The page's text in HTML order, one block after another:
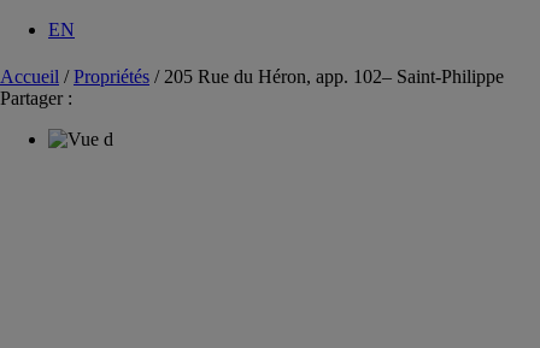
EN
Accueil /Propriétés /205 Rue du Héron, app. 102– Saint-Philippe
Partager :